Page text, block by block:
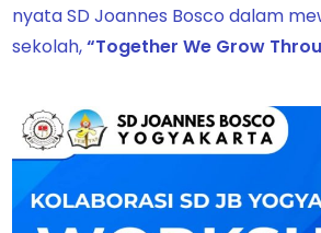
nyata SD Joannes Bosco dalam
sekolah,“Together We Grow